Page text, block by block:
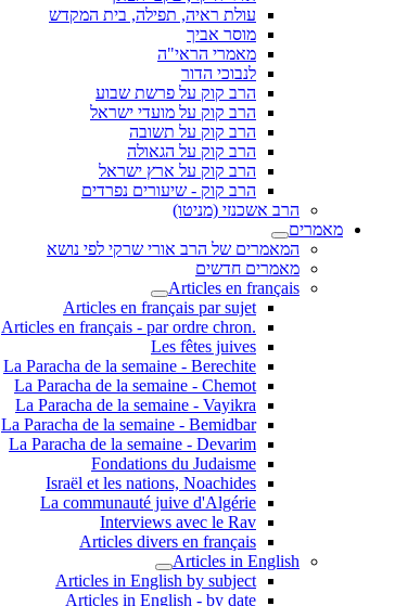
עולת ראיה, תפילה, בית המקדש
מוסר אביך
מאמרי הראי"ה
לנבוכי הדור
הרב קוק על פרשת שבוע
הרב קוק על מועדי ישראל
הרב קוק על תשובה
הרב קוק על הגאולה
הרב קוק על ארץ ישראל
הרב קוק - שיעורים נפרדים
הרב אשכנזי (מניטו)
מאמרים
המאמרים של הרב אורי שרקי לפי נושא
מאמרים חדשים
Articles en français
Articles en français par sujet
.Articles en français - par ordre chron
Les fêtes juives
La Paracha de la semaine - Berechite
La Paracha de la semaine - Chemot
La Paracha de la semaine - Vayikra
La Paracha de la semaine - Bemidbar
La Paracha de la semaine - Devarim
Fondations du Judaisme
Israël et les nations, Noachides
La communauté juive d'Algérie
Interviews avec le Rav
Articles divers en français
Articles in English
Articles in English by subject
Articles in English - by date